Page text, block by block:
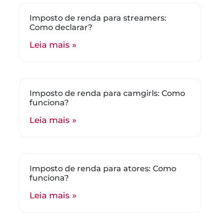
Imposto de renda para streamers:
Como declarar?
Leia mais »
Imposto de renda para camgirls: Como
funciona?
Leia mais »
Imposto de renda para atores: Como
funciona?
Leia mais »